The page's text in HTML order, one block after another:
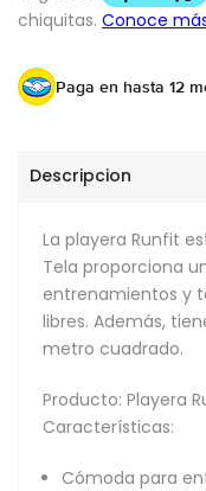
Paga en hasta 12
Descripcion
La playera Runfit
Tela proporciona
entrenamientos y
libres. Además,
metro cuadrado.
Producto: Playera
Características:
Cómoda para